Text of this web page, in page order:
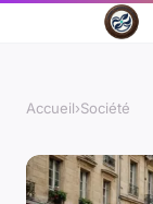
Accueil›Société